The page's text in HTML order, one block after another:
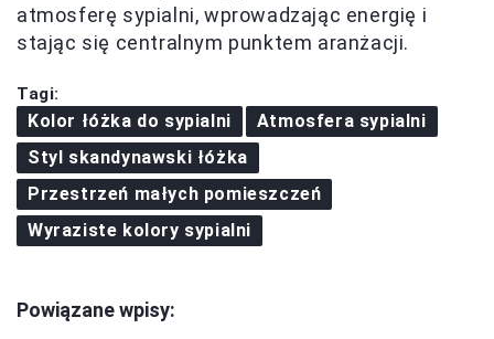
atmosferę sypialni, wprowadzając energię i
stając się centralnym punktem aranżacji.
Tagi:
Kolor łóżka do sypialni
Atmosfera sypialni
Styl skandynawski łóżka
Przestrzeń małych pomieszczeń
Wyraziste kolory sypialni
Powiązane wpisy: